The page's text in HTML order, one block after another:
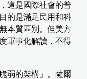
這是國際社會的普
的是滿足民用和科
本質區別。但美方
軍事化解讀，不得
弱的架構」。薩爾